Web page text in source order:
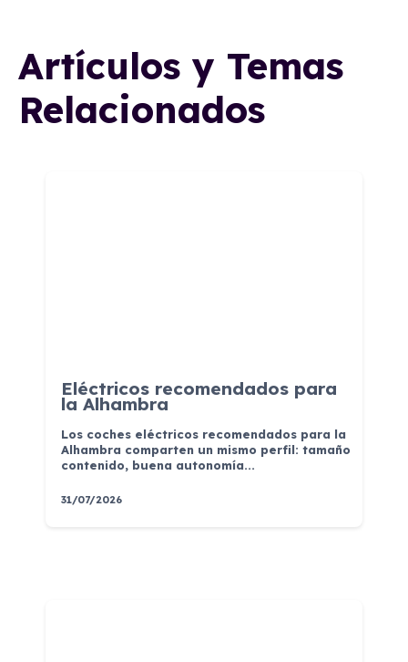
Artículos y Temas
Relacionados
Eléctricos recomendados para
la Alhambra
Los coches eléctricos recomendados para la
Alhambra comparten un mismo perfil: tamaño
contenido, buena autonomía...
31/07/2026